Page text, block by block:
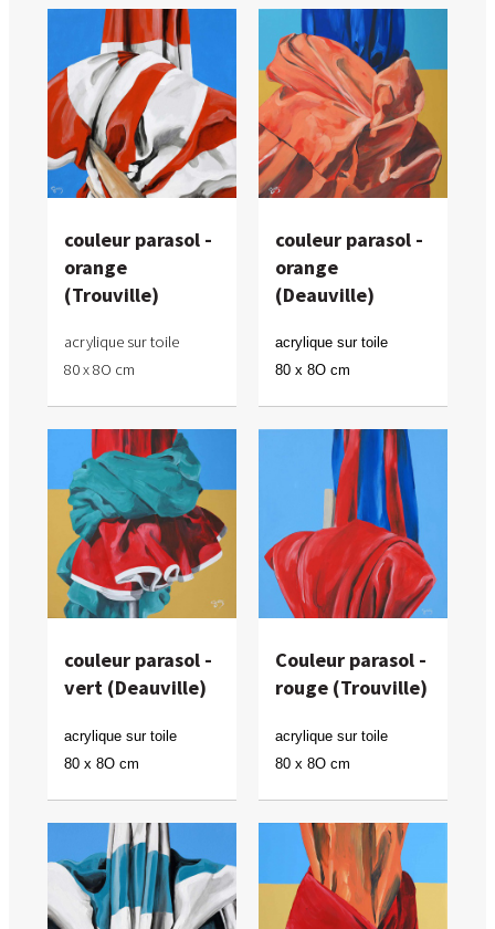
couleur parasol -
orange
(Trouville)
acrylique sur toile
80 x 8O cm
couleur parasol -
orange
(Deauville)
acrylique sur toile
80 x 8O cm
couleur parasol -
vert (Deauville)
acrylique sur toile
80 x 8O cm
Couleur parasol -
rouge (Trouville)
acrylique sur toile
80 x 8O cm